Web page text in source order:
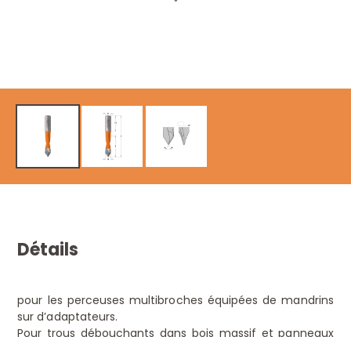
Détails
pour les perceuses multibroches équipées de mandrins
sur d’adaptateurs.
Pour trous débouchants dans bois massif et panneaux